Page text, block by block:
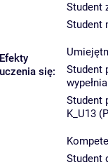
Efekty
uczenia się:
Student
Student
Student
Student
K_U13
Student